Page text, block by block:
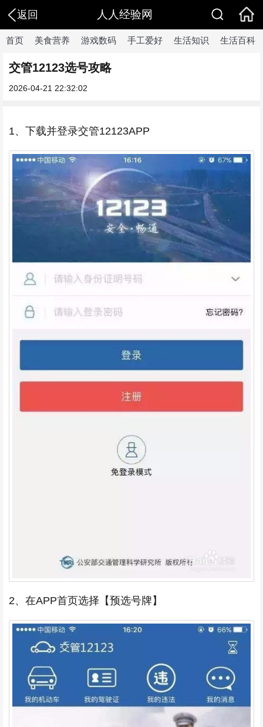
返回 人人经验网
首页 美食营养 游戏数码 手工爱好 生活知识 生活百科
交管12123选号攻略
2026-04-21 22:32:02
1、下载并登录交管12123APP
2、在APP首页选择【预选号牌】